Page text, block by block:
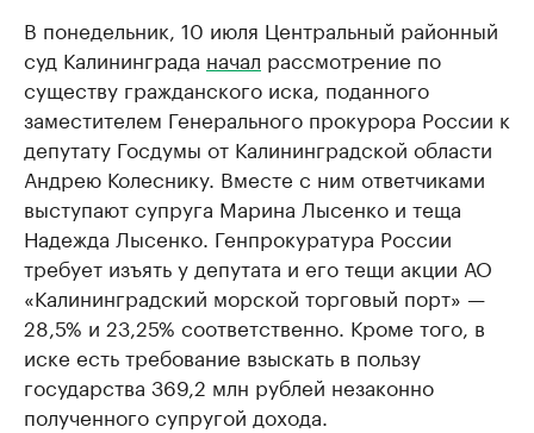
В понедельник, 10 июля Центральный районный
суд Калининграда начал рассмотрение по
существу гражданского иска, поданного
заместителем Генерального прокурора России к
депутату Госдумы от Калининградской области
Андрею Колеснику. Вместе с ним ответчиками
выступают супруга Марина Лысенко и теща
Надежда Лысенко. Генпрокуратура России
требует изъять у депутата и его тещи акции АО
«Калининградский морской торговый порт» —
28,5% и 23,25% соответственно. Кроме того, в
иске есть требование взыскать в пользу
государства 369,2 млн рублей незаконно
полученного супругой дохода.